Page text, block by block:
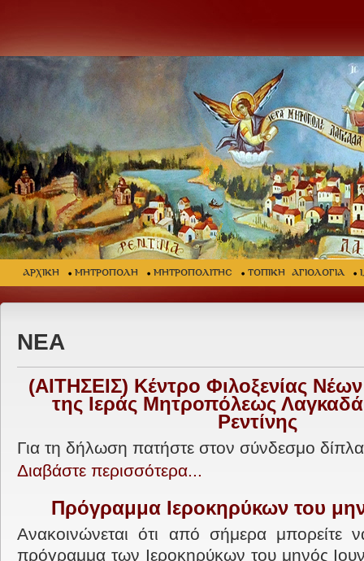
ΑΡΧΙΚΗ ΜΗΤΡΟΠΟΛΗ ΜΗΤΡΟΠΟΛΙΤΗΣ ΤΟΠΙΚΗ ΑΓΙΟΛΟΓΙΑ
ΝΕΑ
(ΑΙΤΗΣΕΙΣ) Κέντρο Φιλοξενίας
της Ιεράς Μητροπόλεως
Ρεντίνης
Για τη δήλωση πατήστε στον σύνδεσμο
Διαβάστε περισσότερα...
Πρόγραμμα Ιεροκηρύκων του
Ανακοινώνεται ότι από σήμερα μπορείτε
πρόγραμμα των Ιεροκηρύκων του μηνός